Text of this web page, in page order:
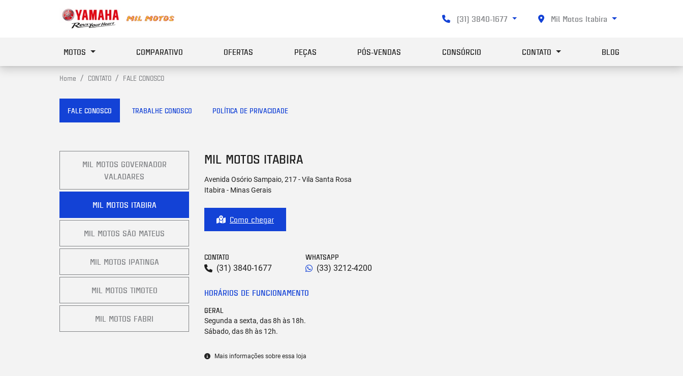
(31) 3840-1677 Mil Motos Itabira
MOTOS COMPARATIVO OFERTAS PEÇAS PÓS-VENDAS CONSÓRCIO CONTATO BLOG
Home CONTATO FALE CONOSCO
FALE CONOSCO TRABALHE CONOSCO POLÍTICA DE PRIVACIDADE
MIL MOTOS GOVERNADOR
VALADARES
MIL MOTOS ITABIRA
MIL MOTOS SÃO MATEUS
MIL MOTOS IPATINGA
MIL MOTOS TIMOTEO
MIL MOTOS FABRI
MIL MOTOS ITABIRA
Avenida Osório Sampaio, 217 - Vila Santa Rosa
Itabira - Minas Gerais
Como chegar
CONTATO
(31) 3840-1677
WHATSAPP
(33) 3212-4200
HORÁRIOS DE FUNCIONAMENTO
GERAL
Segunda a sexta, das 8h às 18h.
Sábado, das 8h às 12h.
Mais informações sobre essa loja